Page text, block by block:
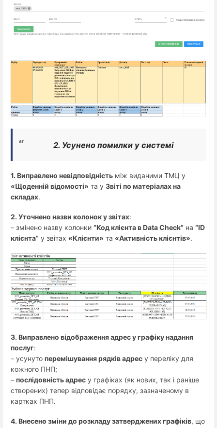
2. Усунено помилки у системі
1. Виправлено невідповідність між виданими ТМЦ у
«Щоденній відомості» та у Звіті по матеріалах на
складах.
2. Уточнено назви колонок у звітах:
– змінено назву колонки “Код клієнта в Data Check” на “ID
клієнта” у звітах «Клієнти» та «Активність клієнтів».
3. Виправлено відображення адрес у графіку надання
послуг:
– усунуто перемішування рядків адрес у переліку для
кожного ПНП;
– послідовність адрес у графіках (як нових, так і раніше
створених) тепер відповідає порядку, зазначеному в
картках ПНП.
4. Внесено зміни до розкладу затверджених графіків, що